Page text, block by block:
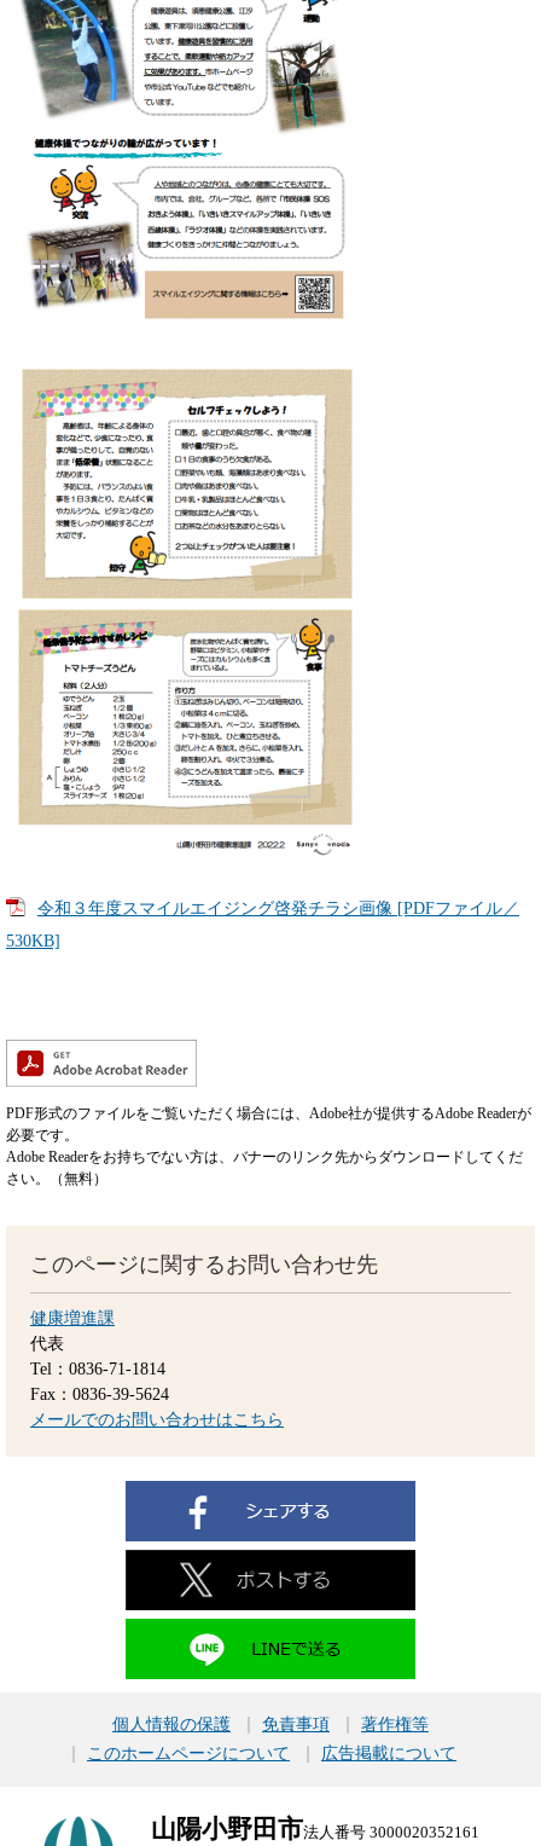
令和３年度スマイルエイジング啓発チラシ画像 [PDFファイル／
530KB]
PDF形式のファイルをご覧いただく場合には、Adobe社が提供するAdobe Readerが
必要です。
Adobe Readerをお持ちでない方は、バナーのリンク先からダウンロードしてくだ
さい。（無料）
このページに関するお問い合わせ先
健康増進課
代表
Tel：0836-71-1814
Fax：0836-39-5624
メールでのお問い合わせはこちら
個人情報の保護 免責事項
著作権等
このホームページについて
広告掲載について
山陽小野田市法人番号 3000020352161